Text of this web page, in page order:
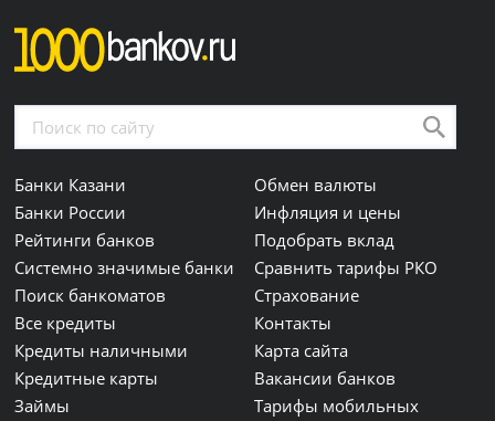
Банки Казани
Банки России
Рейтинги банков
Системно значимые банки
Поиск банкоматов
Все кредиты
Кредиты наличными
Кредитные карты
Займы
Обмен валюты
Инфляция и цены
Подобрать вклад
Сравнить тарифы РКО
Страхование
Контакты
Карта сайта
Вакансии банков
Тарифы мобильных